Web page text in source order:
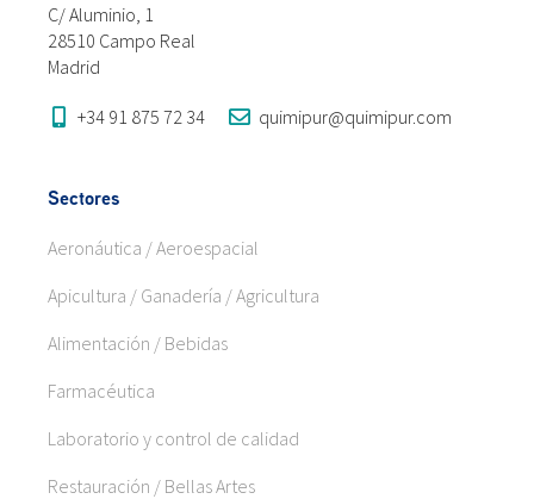
C/ Aluminio, 1
28510 Campo Real
Madrid
+34 91 875 72 34 quimipur@quimipur.com
Sectores
Aeronáutica / Aeroespacial
Apicultura / Ganadería / Agricultura
Alimentación / Bebidas
Farmacéutica
Laboratorio y control de calidad
Restauración / Bellas Artes